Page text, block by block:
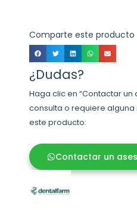
Comparte este producto
¿Dudas?
Haga clic en “Contactar un
consulta o requiere
este producto:
Contactar un